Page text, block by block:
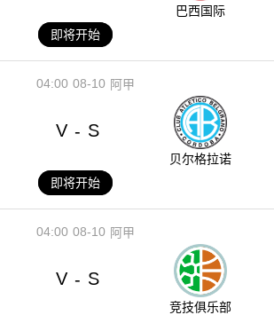
巴西国际
即将开始
08-10
04:00 阿甲
V - S
贝尔格拉诺
即将开始
08-10
04:00 阿甲
V - S
竞技俱乐部